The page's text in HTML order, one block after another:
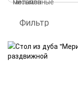
Фильтр